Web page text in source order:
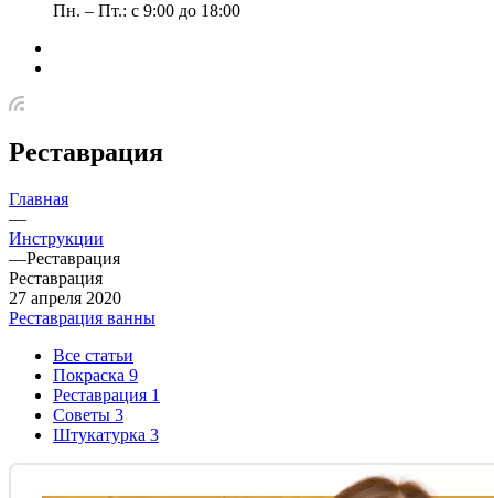
Пн. – Пт.: с 9:00 до 18:00
Реставрация
Главная
—
Инструкции
—Реставрация
Реставрация
27 апреля 2020
Реставрация ванны
Все статьи
Покраска 9
Реставрация 1
Советы 3
Штукатурка 3